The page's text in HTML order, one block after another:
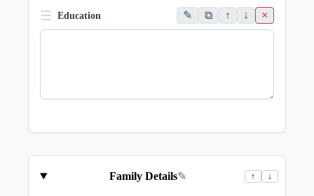
☰ Education ✎ ⧉ ↑ ↓ ×
Family Details✎ ↑ ↓